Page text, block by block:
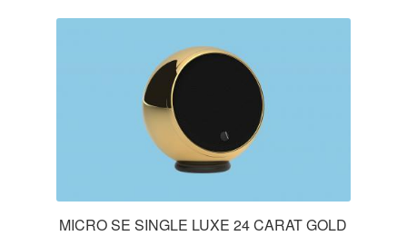
MICRO SE SINGLE LUXE 24 CARAT GOLD